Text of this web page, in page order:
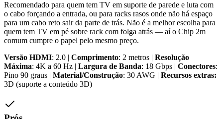
Recomendado para quem tem TV em suporte de parede e luta com
o cabo forçando a entrada, ou para racks rasos onde não há espaço
para um cabo reto sair da parte de trás. Não é a melhor escolha para
quem tem TV em pé sobre rack com folga atrás — aí o Chip 2m
comum cumpre o papel pelo mesmo preço.
Versão HDMI: 2.0 | Comprimento: 2 metros | Resolução
Máxima: 4K a 60 Hz | Largura de Banda: 18 Gbps | Conectores:
Pino 90 graus | Material/Construção: 30 AWG | Recursos extras:
3D (suporte a conteúdo 3D)